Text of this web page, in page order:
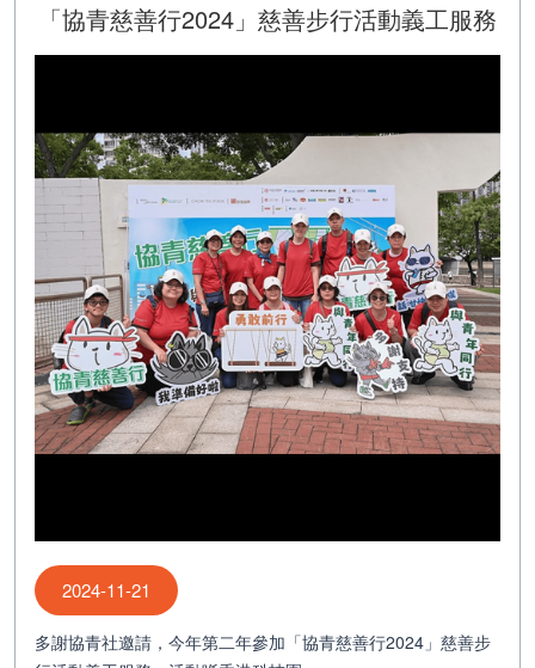
「協青慈善行2024」慈善步行活動義工服務
2024-11-21
多謝協青社邀請，今年第二年參加「協青慈善行2024」慈善步